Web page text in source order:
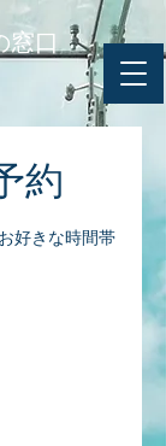
窓口
約
好きな時間帯